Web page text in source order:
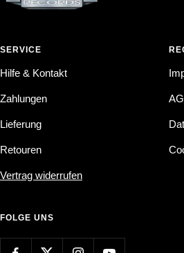
SERVICE
Hilfe & Kontakt
Zahlungen
Lieferung
Retouren
Vertrag widerrufen
FOLGE UNS